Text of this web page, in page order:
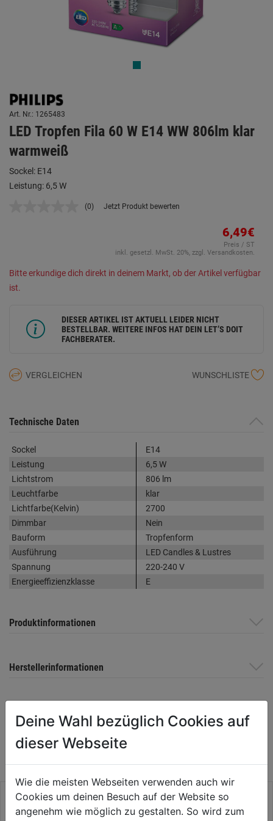
Art. Nr.: 1265483
LED Tropfen Fila 60 W E14 WW 806lm klar
warmweiß
Sockel: E14
Leistung: 6,5 W
Kein
derselben
(0) Jetzt Produkt bewerten
6,49€
Preis / ST
inkl. gesetzl. MwSt. 20%, zzgl. Versandkosten.
Bitte erkundige dich direkt in deinem Markt, ob der Artikel verfügbar
ist.
DIESER ARTIKEL IST AKTUELL LEIDER NICHT
BESTELLBAR. WEITERE INFOS HAT DEIN LET’S DOIT
FACHBERATER.
VERGLEICHEN WUNSCHLISTE
Technische Daten
Sockel
E14
Leistung
6,5 W
Lichtstrom
806 lm
Leuchtfarbe
klar
Lichtfarbe(Kelvin)
2700
Dimmbar
Nein
Bauform
Tropfenform
Ausführung
LED Candles & Lustres
Spannung
220-240 V
Energieeffizienzklasse
E
Produktinformationen
Herstellerinformationen
WEITERE PRODUKTE AUS DIESER
KATEGORIE
Deine Wahl bezüglich Cookies auf
dieser Webseite
Wie die meisten Webseiten verwenden auch wir
Cookies um deinen Besuch auf der Website so
angenehm wie möglich zu gestalten. So wird zum